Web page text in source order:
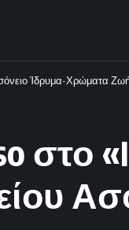
Ίδρυμα-Χρώματα
στο